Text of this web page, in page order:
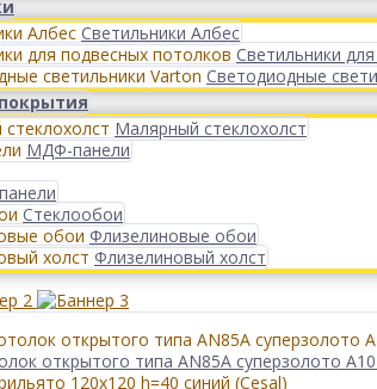
Светильники Албес
Светильники
Светодиодные
Малярный стеклохолст
МДФ-панели
Стеклообои
Флизелиновые обои
Флизелиновый холст
открытого типа AN85A суперзолото